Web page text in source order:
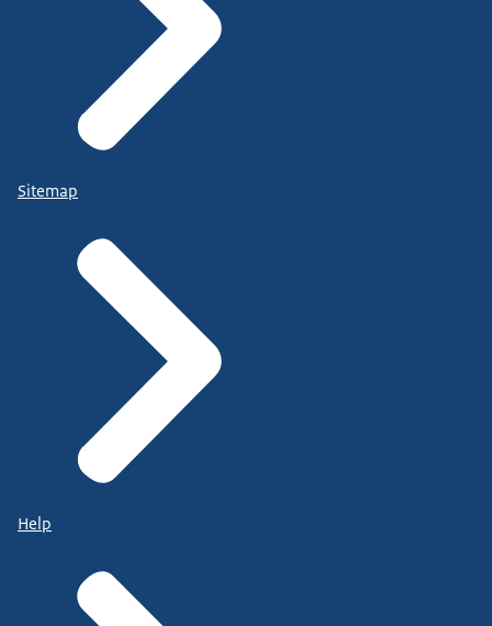
Sitemap
Help